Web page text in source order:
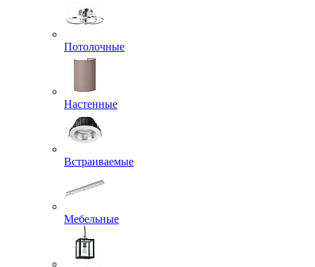
Потолочные
Настенные
Встраиваемые
Мебельные